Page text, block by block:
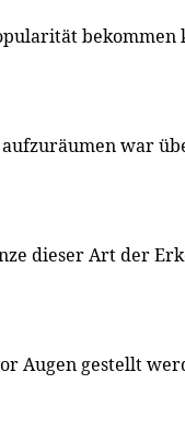
bekommen
war
dieser Art der
Augen gestellt